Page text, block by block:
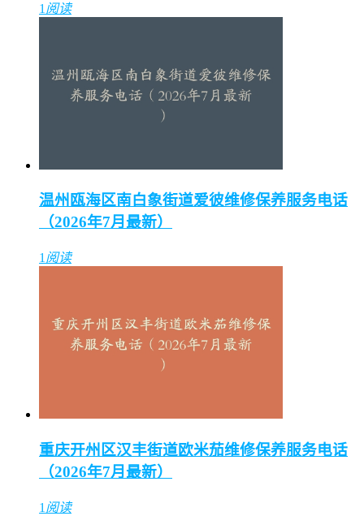
1 阅读
温州瓯海区南白象街道爱彼维修保养服务电话
（2026年7月最新）
1 阅读
重庆开州区汉丰街道欧米茄维修保养服务电话
（2026年7月最新）
1 阅读